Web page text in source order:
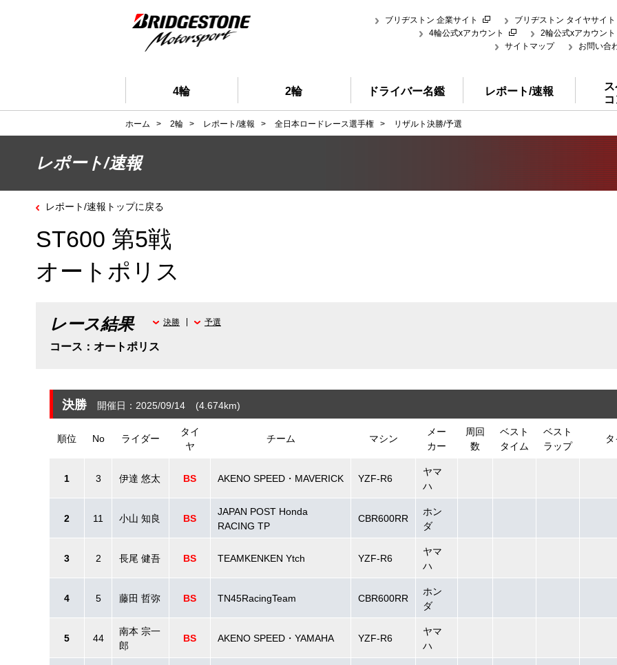
ブリヂストン 企業サイト
ブリヂストン タイヤサイト
4輪公式xアカウント
2輪公式xアカウント
サイトマップ
お問い合
4輪 2輪 ドライバー名鑑 レポート/速報
ホーム > 2輪 > レポート/速報 > 全日本ロードレース選手権 > リザルト決勝/予選
レポート/速報
レポート/速報トップに戻る
ST600 第5戦
オートポリス
レース結果
コース：オートポリス
決勝 予選
決勝 開催日：2025/09/14 (4.674km)
順位 No ライダー
タイ
ヤ
チーム マシン
メー
カー
周回
数
ベスト
タイム
ベスト
ラップ
1 3 伊達 悠太 BS AKENO SPEED・MAVERICK YZF-R6
ヤマ
ハ
2 11 小山 知良 BS
JAPAN POST Honda
RACING TP
CBR600RR
ホン
ダ
3 2 長尾 健吾 BS TEAMKENKEN Ytch YZF-R6
ヤマ
ハ
4 5 藤田 哲弥 BS TN45RacingTeam CBR600RR
ホン
ダ
5 44
南本 宗一
郎
BS AKENO SPEED・YAMAHA YZF-R6
ヤマ
ハ